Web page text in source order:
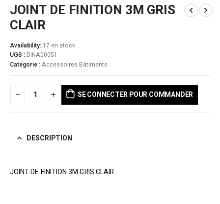
JOINT DE FINITION 3M GRIS
CLAIR
Availability: 17 en stock
UGS : DINA00051
Catégorie :Accessoires Bâtiments
SE CONNECTER POUR COMMANDER
DESCRIPTION
JOINT DE FINITION 3M GRIS CLAIR